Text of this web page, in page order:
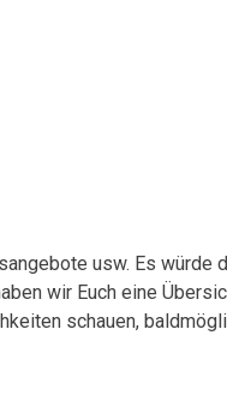
usw. Es würde
wir Euch eine
schauen,